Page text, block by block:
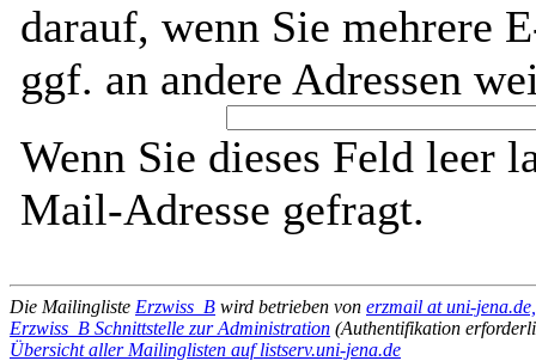
darauf, wenn Sie mehrere
ggf. an andere Adressen
Wenn Sie dieses Feld leer
Mail-Adresse gefragt.
Die Mailingliste Erzwiss_B wird betrieben von erzmail at uni-
Erzwiss_B Schnittstelle zur Administration (Authentifikation
Übersicht aller Mailinglisten auf listserv.uni-jena.de